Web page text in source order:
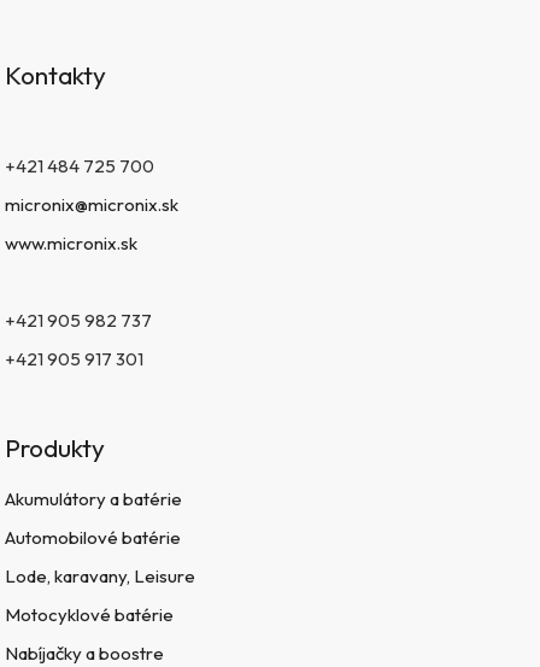
Kontakty
+421 484 725 700
micronix@micronix.sk
www.micronix.sk
+421 905 982 737
+421 905 917 301
Produkty
Akumulátory a batérie
Automobilové batérie
Lode, karavany, Leisure
Motocyklové batérie
Nabíjačky a boostre